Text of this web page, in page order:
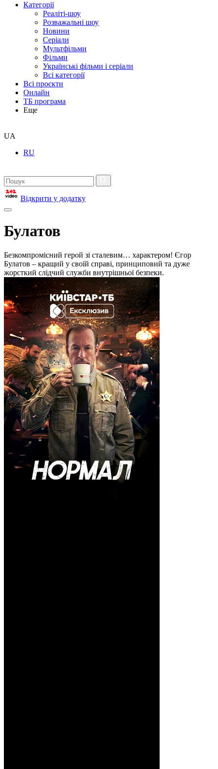
Категорії
Реаліті-шоу
Розважальні шоу
Новини
Серіали
Мультфільми
Фільми
Українські фільми і серіали
Всі категорії
Всі проєкти
Онлайн
ТБ програма
Еще
UA
RU
Відкрити у додатку
Булатов
Безкомпромісний герой зі сталевим… характером! Єгор
Булатов – кращий у своїй справі, принциповий та дуже
жорсткий слідчий служби внутрішньої безпеки.